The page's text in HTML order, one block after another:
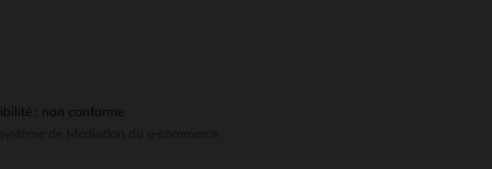
: non conforme